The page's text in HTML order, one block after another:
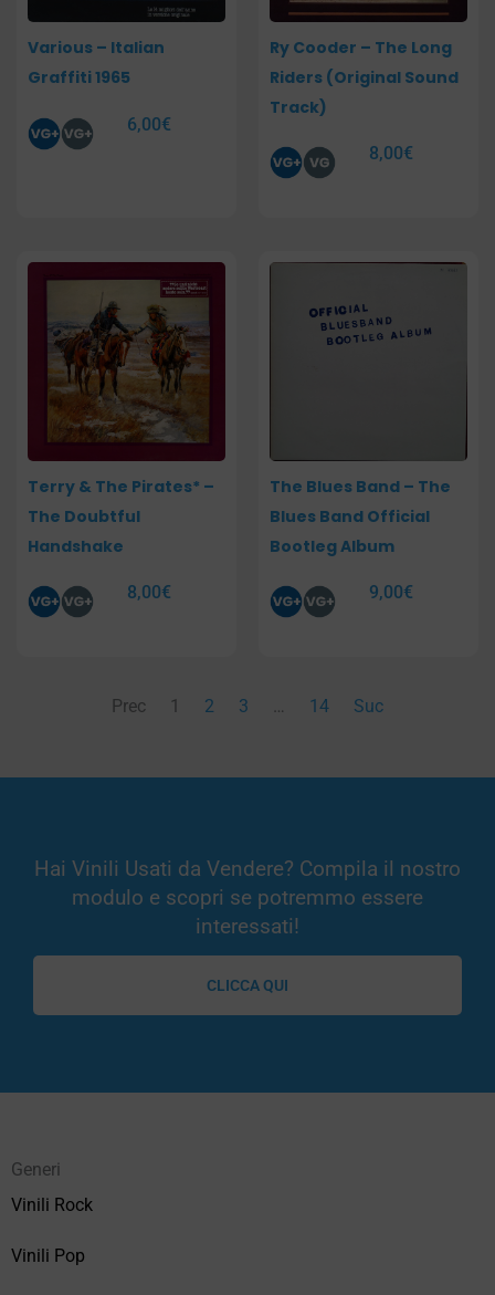
Various – Italian
Graffiti 1965
6,00€
Ry Cooder – The Long
Riders (Original Sound
Track)
8,00€
Terry & The Pirates* –
The Doubtful
Handshake
8,00€
The Blues Band – The
Blues Band Official
Bootleg Album
9,00€
Prec 1 2 3 … 14 Suc
Hai Vinili Usati da Vendere? Compila il nostro
modulo e scopri se potremmo essere
interessati!
CLICCA QUI
Generi
Vinili Rock
Vinili Pop